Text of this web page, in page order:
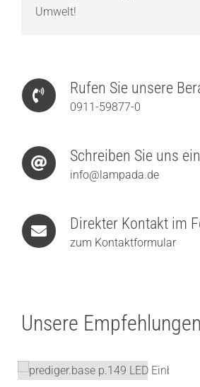
Umwelt!
Rufen Sie unsere
0911-59877-0
Schreiben Sie uns
info@lampada.de
Direkter Kontakt im
zum Kontaktformular
Unsere